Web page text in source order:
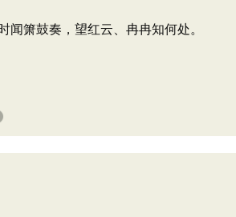
闻箫鼓奏，望红云、冉冉知何处。